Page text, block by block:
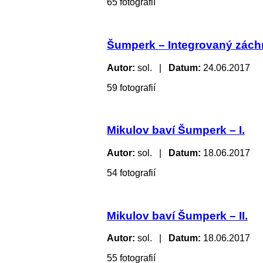
65 fotografií
Šumperk – Integrovaný
Autor: sol. | Datum: 24.06.2017
59 fotografií
Mikulov baví Šumperk – I.
Autor: sol. | Datum: 18.06.2017
54 fotografií
Mikulov baví Šumperk – II.
Autor: sol. | Datum: 18.06.2017
55 fotografií